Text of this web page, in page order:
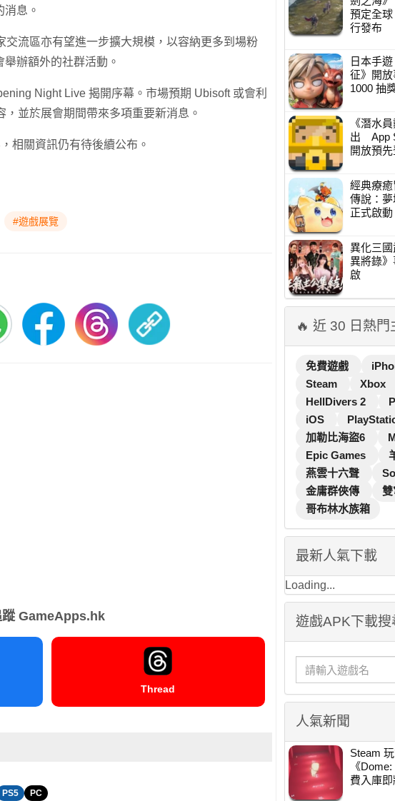
息。
交流區亦有望進一步擴大規模，以容納更多到場粉
辦額外的社群活動。
Night Live 揭開序幕。市場預期 Ubisoft 或會利
並於展會期間帶來多項重要新消息。
相關資訊仍有待後續公布。
#遊戲展覽
蹤 GameApps.hk
Thread
PS5 PC
預定全球
行發布
日本手
征》開
1000 抽
《潛水
出 App
開放預
經典療
傳說：
正式啟動
異化三
異將錄
啟
🔥 近 30 日熱門
免費遊戲
Steam
Xbox
HellDivers 2
iOS
加勒比海盜6
Epic Games
燕雲十六聲
金庸群俠傳
雙
哥布林水族箱
最新人氣下載
Loading...
遊戲APK下載搜
人氣新聞
Steam
《
費入庫